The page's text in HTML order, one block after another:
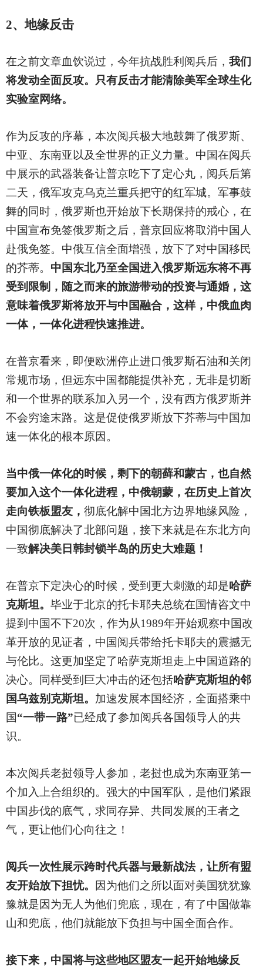
2、地缘反击
在之前文章血饮说过，今年抗战胜利阅兵后， 我们
将发动全面反攻。只有反击才能清除美军全球生化
实验室网络。
作为反攻的序幕，本次阅兵极大地鼓舞了俄罗斯、
中亚、东南亚以及全世界的正义力量。中国在阅兵
中展示的武器装备让普京吃下了定心丸，阅兵后第
二天，俄军攻克乌克兰重兵把守的红军城。军事鼓
舞的同时，俄罗斯也开始放下长期保持的戒心，在
中国宣布免签俄罗斯之后，普京回应将取消中国人
赴俄免签。中俄互信全面增强，放下了对中国移民
的芥蒂。 中国东北乃至全国进入俄罗斯远东将不再
受到限制，随之而来的旅游带动的投资与通婚，这
意味着俄罗斯将放开与中国融合，这样，中俄血肉
一体，一体化进程快速推进。
在普京看来，即便欧洲停止进口俄罗斯石油和关闭
常规市场，但远东中国都能提供补充，无非是切断
和一个世界的联系加入另一个，没有西方俄罗斯并
不会穷途末路。这是促使俄罗斯放下芥蒂与中国加
速一体化的根本原因。
当中俄一体化的时候，剩下的朝藓和蒙古，也自然
要加入这个一体化进程，中俄朝蒙，在历史上首次
走向铁板盟友， 彻底化解中国北方边界地缘风险，
中国彻底解决了北部问题，接下来就是在东北方向
一致解决美日韩封锁半岛的历史大难题！
在普京下定决心的时候，受到更大刺激的却是哈萨
克斯坦。 毕业于北京的托卡耶夫总统在国情咨文中
提到中国不下20次，作为从1989年开始观察中国改
革开放的见证者，中国阅兵带给托卡耶夫的震撼无
与伦比。这更加坚定了哈萨克斯坦走上中国道路的
决心。同样受到巨大冲击的还包括哈萨克斯坦的邻
国乌兹别克斯坦。 加速发展本国经济，全面搭乘中
国“一带一路”已经成了参加阅兵各国领导人的共
识。
本次阅兵老挝领导人参加，老挝也成为东南亚第一
个加入上合组织的。强大的中国军队，是他们紧跟
中国步伐的底气，求同存异、共同发展的王者之
气，更让他们心向往之！
阅兵一次性展示跨时代兵器与最新战法，让所有盟
友开始放下担忧。
因为他们之所以面对美国犹犹豫
豫就是因为无人为他们兜底，现在，有了中国做靠
山和兜底，他们就能放下负担与中国全面合作。
接下来，中国将与这些地区盟友一起开始地缘反